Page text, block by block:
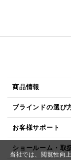
当社では、閲覧性向
商品情報
ブラインドの選び
お客様サポート
ショールーム・取